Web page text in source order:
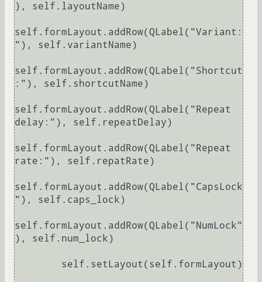
), self.layoutName)
self.formLayout.addRow(QLabel("Variant:
"), self.variantName)
self.formLayout.addRow(QLabel("Shortcut
:"), self.shortcutName)
self.formLayout.addRow(QLabel("Repeat
delay:"), self.repeatDelay)
self.formLayout.addRow(QLabel("Repeat
rate:"), self.repatRate)
self.formLayout.addRow(QLabel("CapsLock
"), self.caps_lock)
self.formLayout.addRow(QLabel("NumLock"
), self.num_lock)